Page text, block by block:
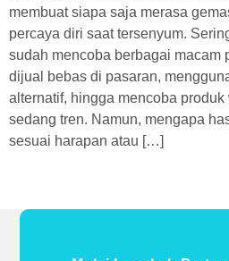
membuat siapa saja merasa
percaya diri saat tersenyum.
sudah mencoba berbagai macam
dijual bebas di pasaran,
alternatif, hingga mencoba
sedang tren. Namun, mengapa
sesuai harapan atau […]